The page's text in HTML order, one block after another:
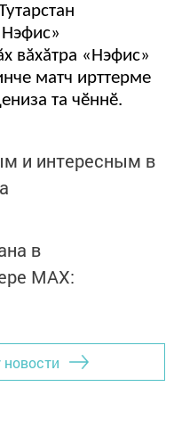
вăхăтра «Нэфис»
матч ирттерме
та чӗннӗ.
и интересным в
в
MАХ:
новости